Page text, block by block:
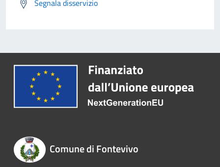
Segnala disservizio
Comune di Fontevivo